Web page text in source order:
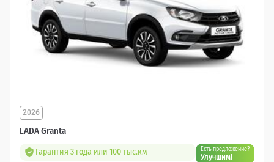
LADA Granta
2026
Гарантия 3 года или 100 тыс.км Есть предложение?
Улучшим!